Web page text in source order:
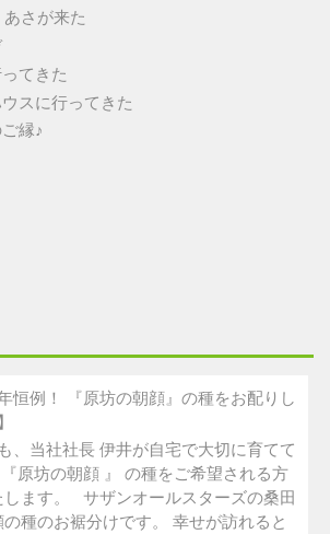
さが来た
てきた
スに行ってきた
縁♪
年恒例！ 『原坊の朝顔』の種をお配りし
、当社社長 伊井が自宅で大切に育てて
原坊の朝顔 』 の種をご希望される方
します。 サザンオールスターズの桑田
種のお裾分けです。 幸せが訪れると